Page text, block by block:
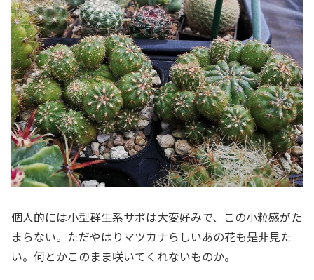
個人的には小型群生系サボは大変好みで、この小粒感がた
まらない。ただやはりマツカナらしいあの花も是非見た
い。何とかこのまま咲いてくれないものか。